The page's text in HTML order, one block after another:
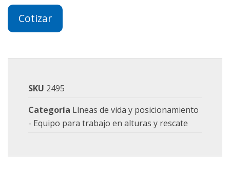
Cotizar
SKU 2495
Categoría Líneas de vida y posicionamiento
- Equipo para trabajo en alturas y rescate